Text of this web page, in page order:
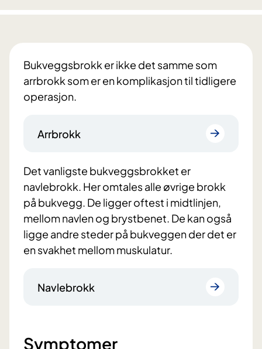
Bukveggsbrokk er ikke det samme som
arrbrokk som er en komplikasjon til tidligere
operasjon.
Arrbrokk
Det vanligste bukveggsbrokket er
navlebrokk. Her omtales alle øvrige brokk
på bukvegg. De ligger oftest i midtlinjen,
mellom navlen og brystbenet. De kan også
ligge andre steder på bukveggen der det er
en svakhet mellom muskulatur.
Navlebrokk
Symptomer